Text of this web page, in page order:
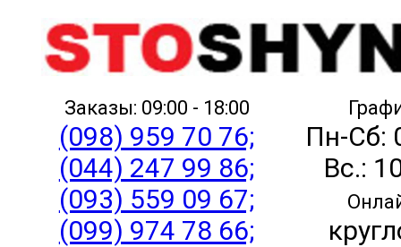
Заказы: 09:00 - 18:00
(098) 959 70 76;
(044) 247 99 86;
(093) 559 09 67;
(099) 974 78 66;
Пн-Сб:
Вс.: